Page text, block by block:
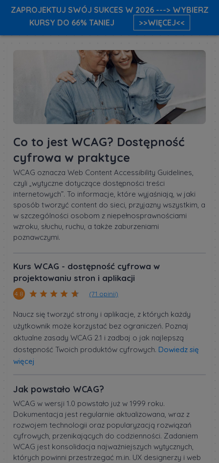
Co to jest WCAG? Dostępność
cyfrowa w praktyce
WCAG oznacza Web Content Accessibility Guidelines,
czyli „wytyczne dotyczące dostępności treści
internetowych”. To informacje, które wyjaśniają, w jaki
sposób tworzyć content do sieci, przyjazny wszystkim, a
w szczególności osobom z niepełnosprawnościami
wzroku, słuchu, ruchu, a także zaburzeniami
poznawczymi.
Kurs WCAG - dostępność cyfrowa w
projektowaniu stron i aplikacji
4.8 (71 opinii)
Naucz się tworzyć strony i aplikacje, z których każdy
użytkownik może korzystać bez ograniczeń. Poznaj
aktualne zasady WCAG 2.1 i zadbaj o jak najlepszą
dostępność Twoich produktów cyfrowych. Dowiedz się
więcej
Jak powstało WCAG?
WCAG w wersji 1.0 powstało już w 1999 roku.
Dokumentacja jest regularnie aktualizowana, wraz z
rozwojem technologii oraz popularyzacją rozwiązań
cyfrowych, przenikających do codzienności. Zadaniem
WCAG jest konsolidacja najważniejszych wytycznych,
których powinni przestrzegać m.in. UX designerzy i web
ZAPROJEKTUJ SWÓJ SUKCES W 2026 ---> WYBIERZ
KURSY DO 66% TANIEJ
>>WIĘCEJ<<